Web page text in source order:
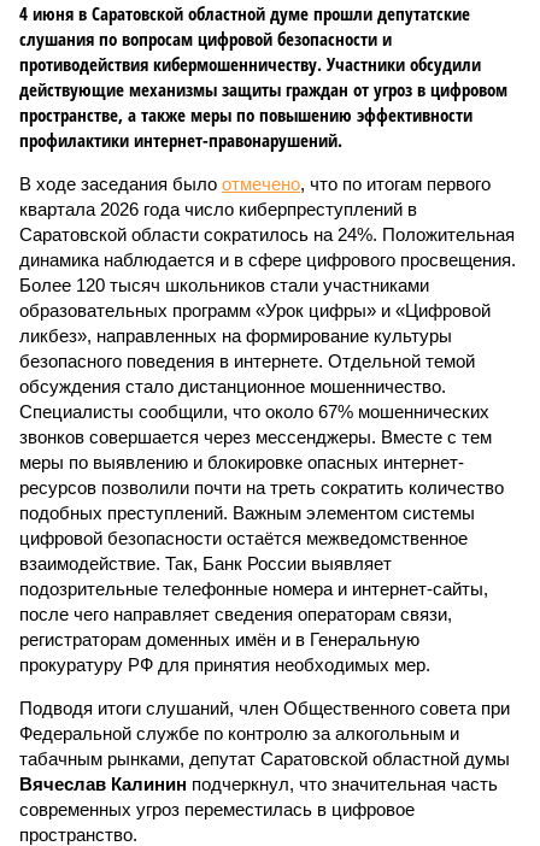
4 июня в Саратовской областной думе прошли депутатские
слушания по вопросам цифровой безопасности и
противодействия кибермошенничеству. Участники обсудили
действующие механизмы защиты граждан от угроз в цифровом
пространстве, а также меры по повышению эффективности
профилактики интернет-правонарушений.
В ходе заседания было отмечено, что по итогам первого
квартала 2026 года число киберпреступлений в
Саратовской области сократилось на 24%. Положительная
динамика наблюдается и в сфере цифрового просвещения.
Более 120 тысяч школьников стали участниками
образовательных программ «Урок цифры» и «Цифровой
ликбез», направленных на формирование культуры
безопасного поведения в интернете. Отдельной темой
обсуждения стало дистанционное мошенничество.
Специалисты сообщили, что около 67% мошеннических
звонков совершается через мессенджеры. Вместе с тем
меры по выявлению и блокировке опасных интернет-
ресурсов позволили почти на треть сократить количество
подобных преступлений. Важным элементом системы
цифровой безопасности остаётся межведомственное
взаимодействие. Так, Банк России выявляет
подозрительные телефонные номера и интернет-сайты,
после чего направляет сведения операторам связи,
регистраторам доменных имён и в Генеральную
прокуратуру РФ для принятия необходимых мер.
Подводя итоги слушаний, член Общественного совета при
Федеральной службе по контролю за алкогольным и
табачным рынками, депутат Саратовской областной думы
Вячеслав Калинин подчеркнул, что значительная часть
современных угроз переместилась в цифровое
пространство.